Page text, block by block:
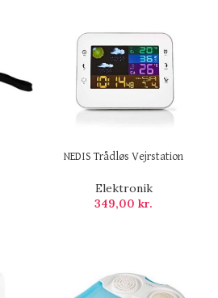
NEDIS Trådløs Vejrstation
Elektronik
349,00 kr.